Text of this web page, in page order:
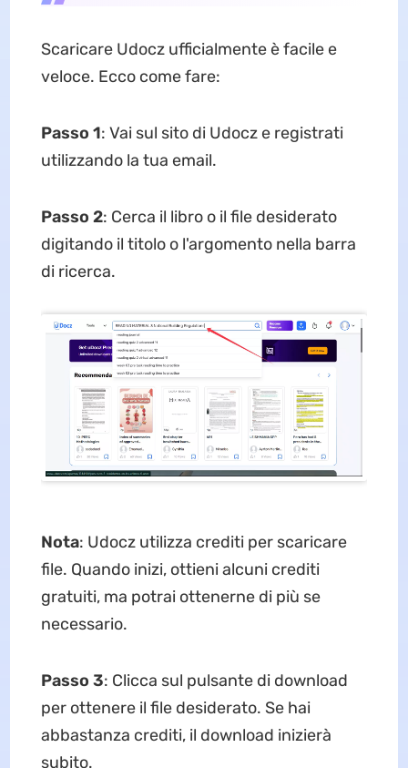
Scaricare Udocz ufficialmente è facile e
veloce. Ecco come fare:
Passo 1: Vai sul sito di Udocz e registrati
utilizzando la tua email.
Passo 2: Cerca il libro o il file desiderato
digitando il titolo o l'argomento nella barra
di ricerca.
Nota: Udocz utilizza crediti per scaricare
file. Quando inizi, ottieni alcuni crediti
gratuiti, ma potrai ottenerne di più se
necessario.
Passo 3: Clicca sul pulsante di download
per ottenere il file desiderato. Se hai
abbastanza crediti, il download inizierà
subito.